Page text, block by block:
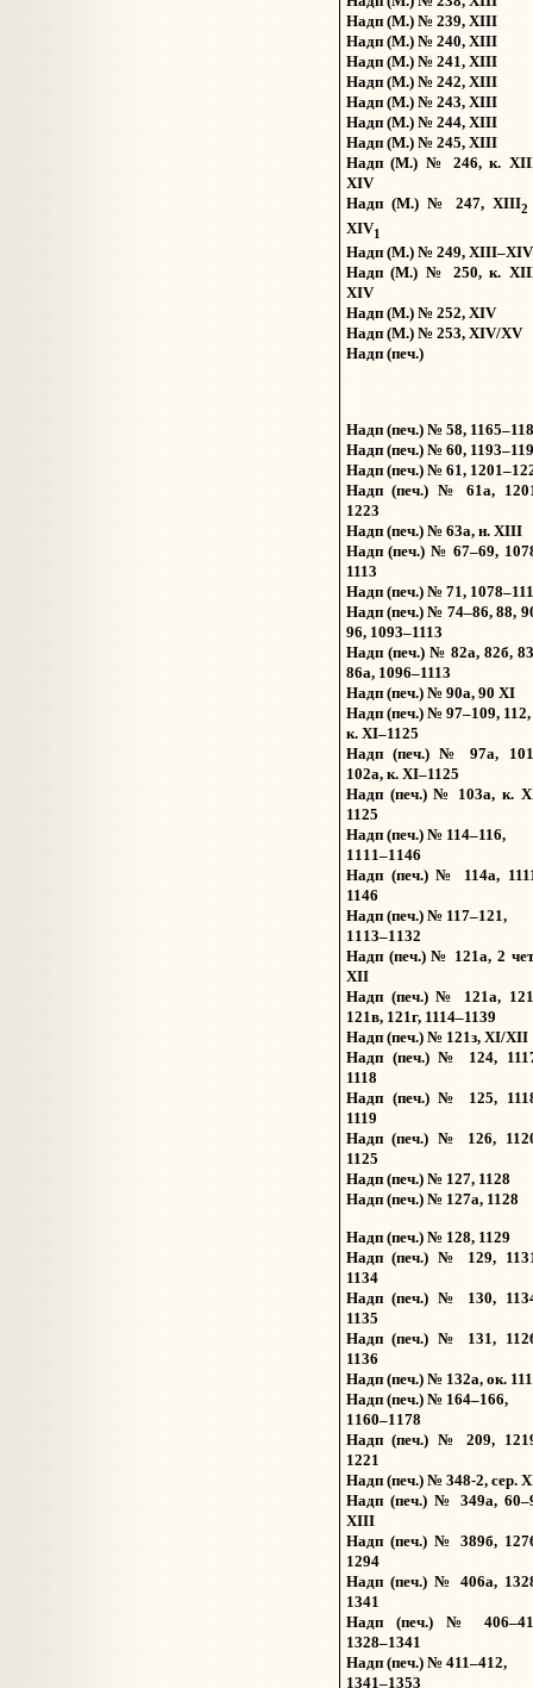
Надп (М.) № 239, XIII
Надп (М.) № 240, XIII
Надп (М.) № 241, XIII
Надп (М.) № 242, XIII
Надп (М.) № 243, XIII
Надп (М.) № 244, XIII
Надп (М.) № 245, XIII
Надп (М.) № 246, к.
XIV
Надп (М.) № 247, XIII
XIV1
Надп (М.) № 249, XIII–XIV
Надп (М.) № 250, к.
XIV
Надп (М.) № 252, XIV
Надп (М.) № 253, XIV/XV
Надп (печ.)
Надп (печ.) № 58,
Надп (печ.) № 60,
Надп (печ.) № 61,
Надп (печ.) № 61а,
1223
Надп (печ.) № 63а, н. XIII
Надп (печ.) № 67–69,
1113
Надп (печ.) № 71,
Надп (печ.) № 74–86, 88,
96, 1093–1113
Надп (печ.) № 82а, 82б,
86а, 1096–1113
Надп (печ.) № 90а, 90 XI
Надп (печ.) № 97–109, 112,
к. XI–1125
Надп (печ.) № 97а,
102а, к. XI–1125
Надп (печ.) № 103а, к.
1125
Надп (печ.) № 114–116,
1111–1146
Надп (печ.) № 114а,
1146
Надп (печ.) № 117–121,
1113–1132
Надп (печ.) № 121а, 2
XII
Надп (печ.) № 121а,
121в, 121г, 1114–1139
Надп (печ.) № 121з, XI/XII
Надп (печ.) № 124,
1118
Надп (печ.) № 125,
1119
Надп (печ.) № 126,
1125
Надп (печ.) № 127, 1128
Надп (печ.) № 127а, 1128
Надп (печ.) № 128, 1129
Надп (печ.) № 129,
1134
Надп (печ.) № 130,
1135
Надп (печ.) № 131,
1136
Надп (печ.) № 132а, ок.
Надп (печ.) № 164–166,
1160–1178
Надп (печ.) № 209,
1221
Надп (печ.) № 348-2, сер.
Надп (печ.) № 349а,
XIII
Надп (печ.) № 389б,
1294
Надп (печ.) № 406а,
1341
Надп (печ.) №
1328–1341
Надп (печ.) № 411–412,
1341–1353